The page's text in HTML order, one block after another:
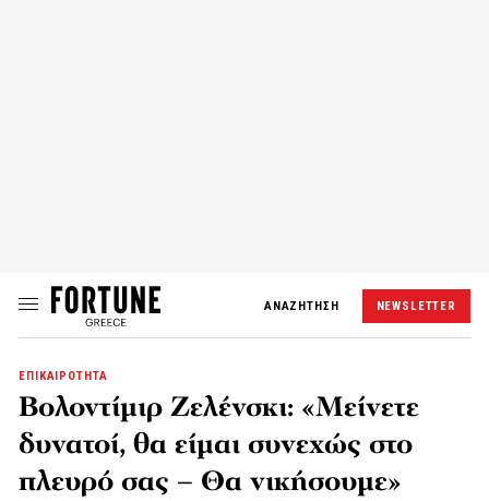
ΑΝΑΖΗΤΗΣΗ NEWSLETTER
ΕΠΙΚΑΙΡΟΤΗΤΑ
Βολοντίμιρ Ζελένσκι: «Μείνετε
δυνατοί, θα είμαι συνεχώς στο
πλευρό σας – Θα νικήσουμε»